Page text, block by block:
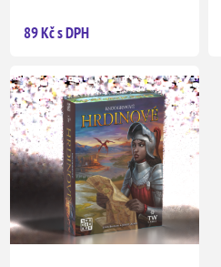
89 Kč s DPH